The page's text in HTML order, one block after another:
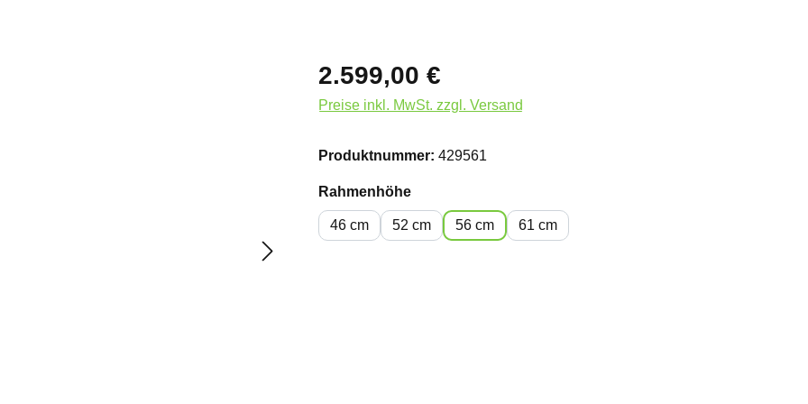
2.599,00 €
Preise inkl. MwSt. zzgl. Versand
Produktnummer: 429561
Rahmenhöheauswählen
46 cm 52 cm 56 cm 61 cm